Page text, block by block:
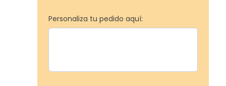
Personaliza tu pedido aquí: